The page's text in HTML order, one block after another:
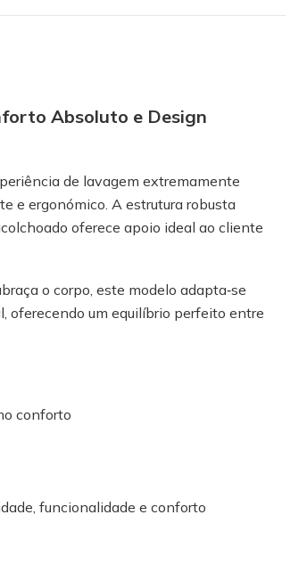
Absoluto e Design
de lavagem extremamente
e ergonómico. A estrutura robusta
oferece apoio ideal ao cliente
o corpo, este modelo adapta‑se
oferecendo um equilíbrio perfeito entre
conforto
funcionalidade e conforto